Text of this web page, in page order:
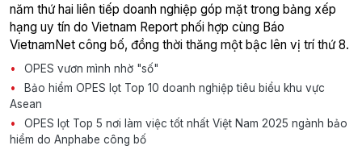
năm thứ hai liên tiếp doanh nghiệp góp mặt trong bảng xếp
hạng uy tín do Vietnam Report phối hợp cùng Báo
VietnamNet công bố, đồng thời thăng một bậc lên vị trí thứ 8.
OPES vươn mình nhờ "số"
Bảo hiểm OPES lọt Top 10 doanh nghiệp tiêu biểu khu vực
Asean
OPES lọt Top 5 nơi làm việc tốt nhất Việt Nam 2025 ngành bảo
hiểm do Anphabe công bố